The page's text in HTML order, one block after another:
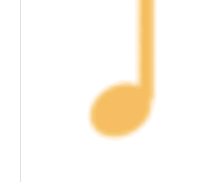
Prom Night
アニマル大戦争
Day of the
ポセイドン・アドベンチャー
Adventure（1972）